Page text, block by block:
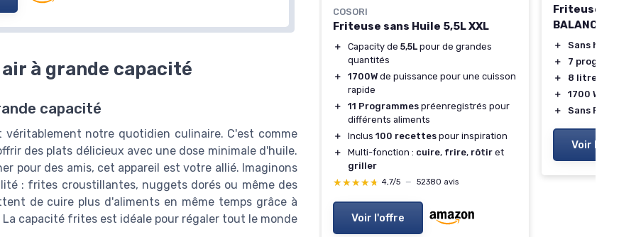
à grande capacité
capacité
notre quotidien culinaire. C'est comme
des plats délicieux avec une dose minimale d'huile.
pour des amis, cet appareil est votre allié. Imaginons
: frites croustillantes, nuggets dorés ou même des
de cuire plus d'aliments en même temps grâce à
capacité frites est idéale pour régaler tout le monde
Recettes saines
＋ Faciles à réaliser
Voir l'offre
COSORI
Friteuse sans Huile 5,5L XXL
＋ Capacity de 5,5L pour de grandes
quantités
＋
1700W de puissance pour une cuisson
rapide
＋
11 Programmes préenregistrés pour
différents aliments
＋
Inclus 100 recettes pour inspiration
＋
Multi-fonction : cuire, frire, rôtir et
griller
★★★★★
★★★★★ 4,7/5 — 52380 avis
Voir l'offre
Friteuse sans
BALANCE 8866
＋
Sans huile
＋
7
＋
8 litres
＋
1700 W
＋
Sans PFAS
Voir l'offre